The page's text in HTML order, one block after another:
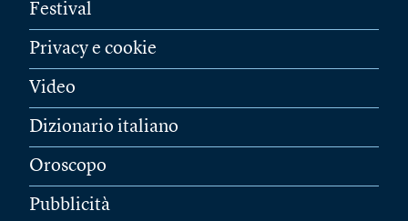
Festival
Privacy e cookie
Video
Dizionario italiano
Oroscopo
Pubblicità